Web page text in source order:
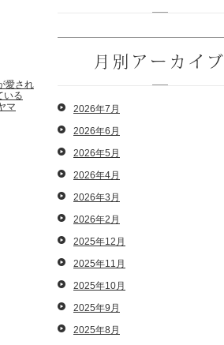
愛され
いる
マ
月別アーカイブ
2026年7月
2026年6月
2026年5月
2026年4月
2026年3月
2026年2月
2025年12月
2025年11月
2025年10月
2025年9月
2025年8月